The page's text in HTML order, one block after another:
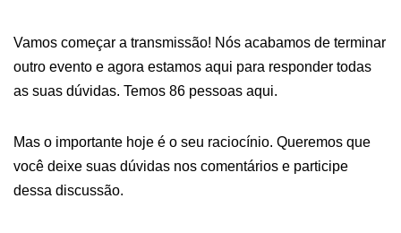
Vamos começar a transmissão! Nós acabamos de terminar
outro evento e agora estamos aqui para responder todas
as suas dúvidas. Temos 86 pessoas aqui.
Mas o importante hoje é o seu raciocínio. Queremos que
você deixe suas dúvidas nos comentários e participe
dessa discussão.